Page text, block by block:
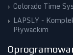
Colorado Time
LAPSLY -
Pływackim